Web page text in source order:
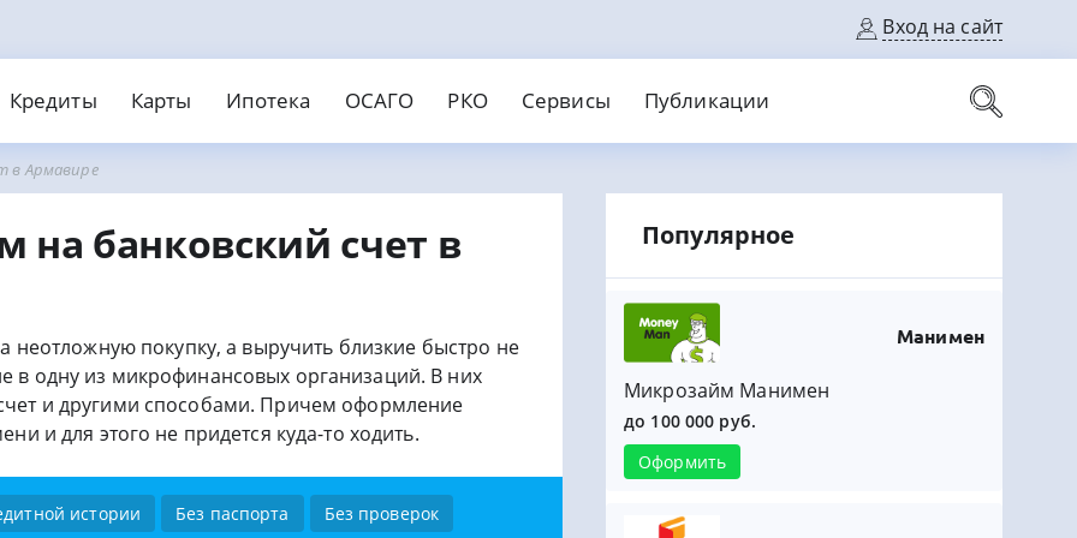
Вход на сайт
Кредиты
наличными
историей
Займы онлайн
Без отказа На карту
Без кредитной истории
Без процентов
Без справок
На банковский счет
На карту Маэстро
Карты
С безпроцентным периодом Валютные
Ипотека ОСАГО РКО Сервисы
банков
МФО
Рейтинг МФО
Страховые
Рейтинг страховых
Публикации
Банковские карты Кредитование
в Армавире
банковский счет в
неотложную покупку, а выручить близкие быстро не
одну из микрофинансовых организаций. В них
и другими способами. Причем оформление
и для этого не придется куда-то ходить.
истории Без паспорта
Без проверок
Популярное
Манимен
Микрозайм Манимен
до 100 000 руб.
Оформить